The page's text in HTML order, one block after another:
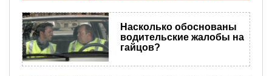
Насколько обоснованы
водительские жалобы на
гайцов?